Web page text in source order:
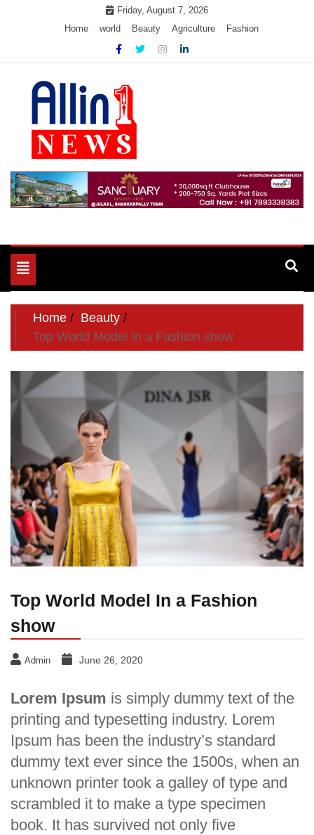
Friday, August 7, 2026
Home
world Beauty Agriculture Fashion
Allin1news
Toggle
navigation
Home
Beauty
Top World Model In a Fashion show
Top World Model In a Fashion
show
Admin June 26, 2020
Lorem Ipsum is simply dummy text of the
printing and typesetting industry. Lorem
Ipsum has been the industry’s standard
dummy text ever since the 1500s, when an
unknown printer took a galley of type and
scrambled it to make a type specimen
book. It has survived not only five